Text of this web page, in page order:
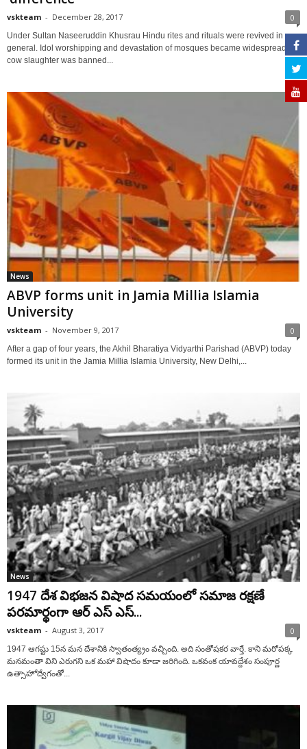
vskteam - December 28, 2017 0
Under Sultan Naseeruddin Khusrau Hindu rites and rituals were revived in
general. Idol worshipping and devastation of mosques became widespread,
cow slaughter was banned...
News
ABVP forms unit in Jamia Millia Islamia
University
vskteam - November 9, 2017 0
After a gap of four years, the Akhil Bharatiya Vidyarthi Parishad (ABVP) today
formed its unit in the Jamia Millia Islamia University, New Delhi,...
News
1947 దేశ విభజన విషాద సమయంలో సమాజ రక్షణే
పరమార్థంగా ఆర్ ఎస్ ఎస్...
vskteam - August 3, 2017 0
1947 ఆగష్టు 15న మన దేశానికి స్వాతంత్య్రం వచ్చింది. అది సంతోషకర వార్తే. కాని మరోపక్క
మనమంతా విని ఎరుగని ఒక మహా విషాదం కూడా జరిగింది. ఒకవంక యావద్దేశం సంపూర్ణ
ఉత్సాహోద్వేగంతో...